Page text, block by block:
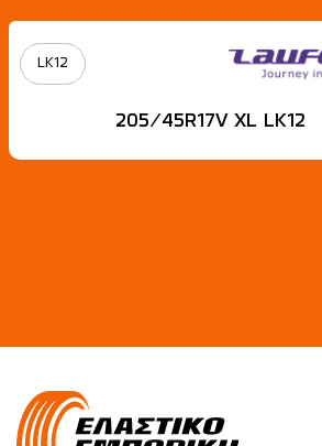
LK12
205/45R17V XL LK12